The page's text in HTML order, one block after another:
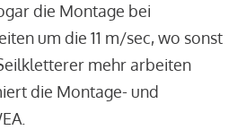
die Montage bei
um die 11 m/sec, wo sonst
mehr arbeiten
die Montage- und